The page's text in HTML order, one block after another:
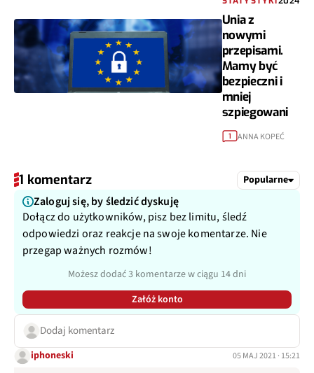
Unia z
nowymi
przepisami.
Mamy być
bezpieczni i
mniej
szpiegowani
1 ANNA KOPEĆ
1 komentarz Popularne
Zaloguj się, by śledzić dyskuję
Dołącz do użytkowników, pisz bez limitu, śledź
odpowiedzi oraz reakcje na swoje komentarze. Nie
przegap ważnych rozmów!
Możesz dodać 3 komentarze w ciągu 14 dni
Załóż konto
Dodaj komentarz
iphoneski 05 MAJ 2021 · 15:21